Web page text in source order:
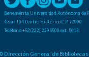
Benemérita Universidad Autónoma de
4 sur 104 Centro Histórico C.P. 72000
Teléfono +52(222) 2295500 ext. 5013
Dirección General de Bibliotecas